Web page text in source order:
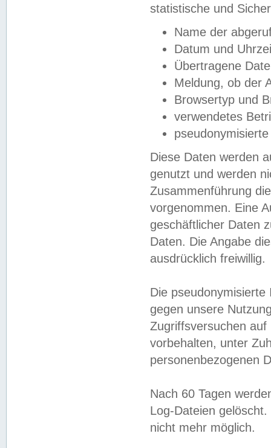
statistische und
Name der
Datum und
Übertragene
Meldung, ob der
Browsertyp und
verwendetes
Diese Daten werden
genutzt und werden
Zusammenführung
vorgenommen. Eine
geschäftlicher Daten
Daten. Die Angabe
ausdrücklich freiwillig.
Die
gegen unsere
Zugriffsversuchen
vorbehalten, unter
personenbezogenen
Nach 60 Tagen
Log-Dateien
nicht mehr möglich.